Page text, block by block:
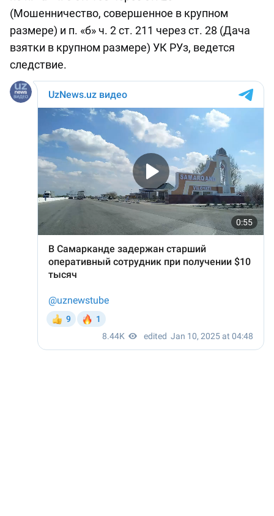
(Мошенничество, совершенное в крупном
размере) и п. «б» ч. 2 ст. 211 через ст. 28 (Дача
взятки в крупном размере) УК РУз, ведется
следствие.